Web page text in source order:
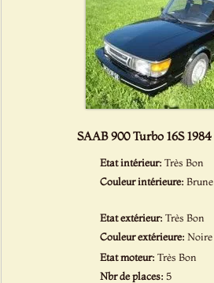
SAAB 900 Turbo 16S 1984
Etat intérieur:Très Bon
Couleur intérieure:Brune
Etat extérieur:Très Bon
Couleur extérieure:Noire
Etat moteur:Très Bon
Nbr de places: 5